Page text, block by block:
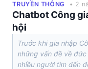
TRUYỀN THÔNG • 2
Chatbot Công
hội
Trước khi gia nhập
những vấn đề về đức
nhiều người tìm đến